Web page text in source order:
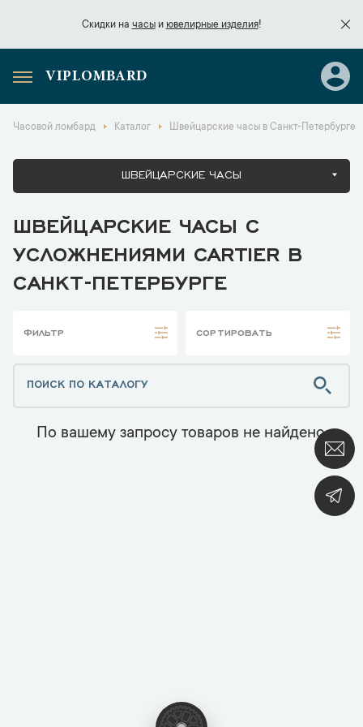
Скидки на часыи ювелирные изделия!
Скидки начасы
VIPLOMBARD
Часовой ломбард Каталог Швейцарские часы в Санкт-Петербурге
ШВЕЙЦАРСКИЕ ЧАСЫ
ШВЕЙЦАРСКИЕ ЧАСЫ С
УСЛОЖНЕНИЯМИ CARTIER В
САНКТ-ПЕТЕРБУРГЕ
ФИЛЬТР СОРТИРОВАТЬ
По вашему запросу товаров не найдено